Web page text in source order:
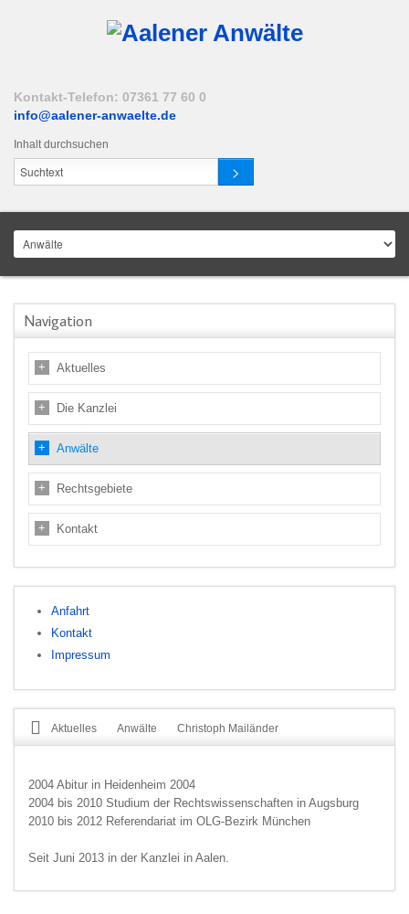
Kontakt-Telefon: 07361 77 60 0
info@aalener-anwaelte.de
Inhalt durchsuchen
Navigation
Aktuelles
Die Kanzlei
Anwälte
Rechtsgebiete
Kontakt
Anfahrt
Kontakt
Impressum
Aktuelles Anwälte Christoph Mailänder
2004 Abitur in Heidenheim 2004
2004 bis 2010 Studium der Rechtswissenschaften in Augsburg
2010 bis 2012 Referendariat im OLG-Bezirk München
Seit Juni 2013 in der Kanzlei in Aalen.